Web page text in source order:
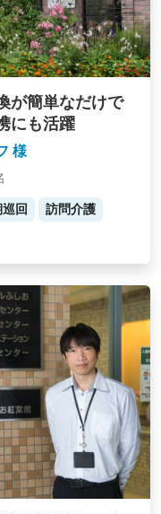
が簡単なだけで
にも活躍
様
回
訪問介護